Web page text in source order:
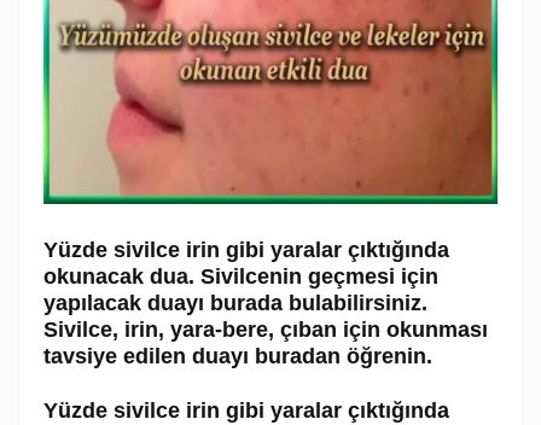
Yüzde sivilce irin gibi yaralar çıktığında
okunacak dua. Sivilcenin geçmesi için
yapılacak duayı burada bulabilirsiniz.
Sivilce, irin, yara-bere, çıban için okunması
tavsiye edilen duayı buradan öğrenin.
Yüzde sivilce irin gibi yaralar çıktığında